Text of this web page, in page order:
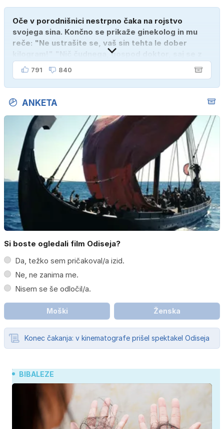
Oče v porodnišnici nestrpno čaka na rojstvo
svojega sina. Končno se prikaže ginekolog in mu
reče: "Ne ustrašite se, vaš sin tehta le dober
kilogram!" "Nič čudnega, gospod doktor, saj se z
ženo poznava šele tri mesece."
791 840
ANKETA
Si boste ogledali film Odiseja?
Da, težko sem pričakoval/a izid.
Ne, ne zanima me.
Nisem se še odločil/a.
Moški Ženska
Konec čakanja: v kinematografe prišel spektakel Odiseja
BIBALEZE